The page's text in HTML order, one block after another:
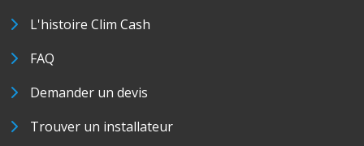
L'histoire Clim Cash
FAQ
Demander un devis
Trouver un installateur